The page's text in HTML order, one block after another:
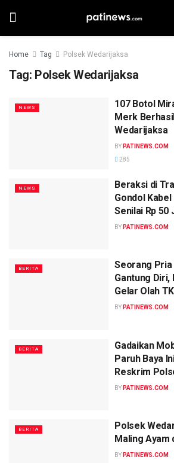
Home Tag Polsek Wedarijaksa
Tag: Polsek Wedarijaksa
NEWS
107 Botol
Merk
Wedarijaksa
BY PATINEWS.COM
285
NEWS
Beraksi di
Gondol
Senilai Rp 50
BY PATINEWS.COM
BERITA
Seorang
Gantung
Gelar Olah
BY PATINEWS.COM
BERITA
Gadaikan
Paruh Baya
Reskrim
BY PATINEWS.COM
BERITA
Polsek
Maling Ayam
BY PATINEWS.COM